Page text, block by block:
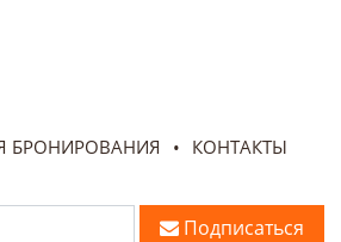
БРОНИРОВАНИЯ КОНТАКТЫ
Подписаться